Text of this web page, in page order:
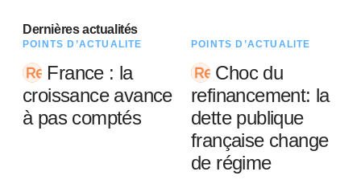
Dernières actualités
POINTS D’ACTUALITÉ
France : la
croissance avance
à pas comptés
POINTS D’ACTUALITÉ
Choc du
refinancement: la
dette publique
française change
de régime